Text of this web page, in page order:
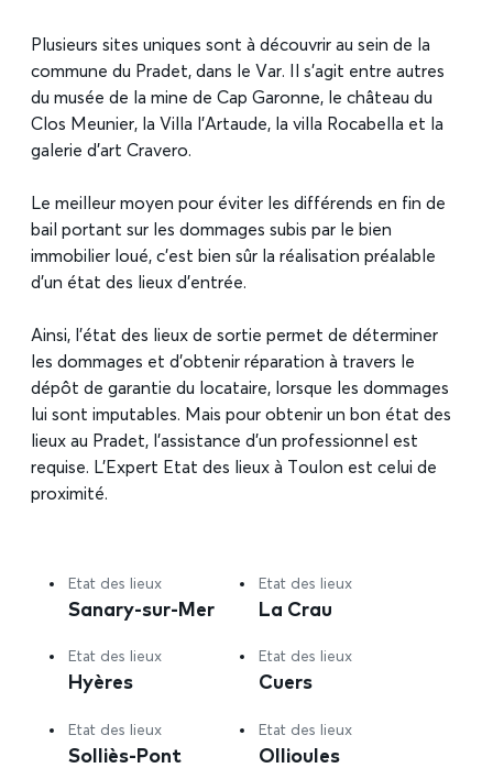
Plusieurs sites uniques sont à découvrir au sein de la
commune du Pradet, dans le Var. Il s’agit entre autres
du musée de la mine de Cap Garonne, le château du
Clos Meunier, la Villa l’Artaude, la villa Rocabella et la
galerie d’art Cravero.
Le meilleur moyen pour éviter les différends en fin de
bail portant sur les dommages subis par le bien
immobilier loué, c’est bien sûr la réalisation préalable
d’un état des lieux d’entrée.
Ainsi, l’état des lieux de sortie permet de déterminer
les dommages et d’obtenir réparation à travers le
dépôt de garantie du locataire, lorsque les dommages
lui sont imputables. Mais pour obtenir un bon état des
lieux au Pradet, l’assistance d’un professionnel est
requise. L’Expert Etat des lieux à Toulon est celui de
proximité.
Etat des lieux
Sanary-sur-Mer
Etat des lieux
La Crau
Etat des lieux
Hyères
Etat des lieux
Cuers
Etat des lieux
Solliès-Pont
Etat des lieux
Ollioules